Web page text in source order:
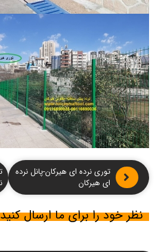
توری نرده ای هیرکان-پانل نرده
ای هیرکان
نظر خود را برای ما ارسال کنید